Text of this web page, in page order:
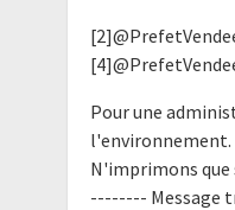
Pour une
l'environnement.
N'imprimons que
-------- Message